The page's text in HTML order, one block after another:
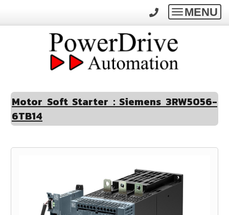
Toggle
MENU
Motor Soft Starter : Siemens 3RW5056-
6TB14